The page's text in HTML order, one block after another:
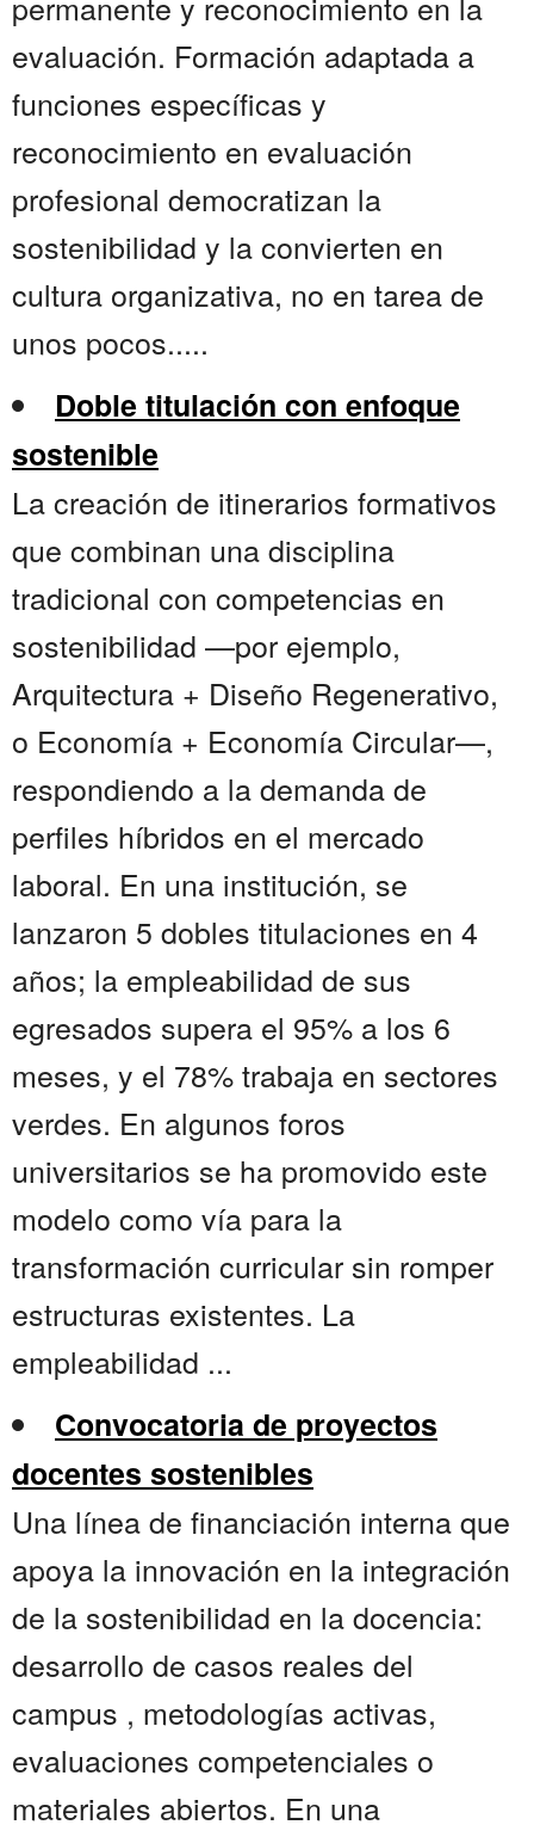
evaluación. Formación adaptada a
funciones específicas y
reconocimiento en evaluación
profesional democratizan la
sostenibilidad y la convierten en
cultura organizativa, no en tarea de
unos pocos.....
Doble titulación con enfoque
sostenible
La creación de itinerarios formativos
que combinan una disciplina
tradicional con competencias en
sostenibilidad —por ejemplo,
Arquitectura + Diseño Regenerativo,
o Economía + Economía Circular—,
respondiendo a la demanda de
perfiles híbridos en el mercado
laboral. En una institución, se
lanzaron 5 dobles titulaciones en 4
años; la empleabilidad de sus
egresados supera el 95% a los 6
meses, y el 78% trabaja en sectores
verdes. En algunos foros
universitarios se ha promovido este
modelo como vía para la
transformación curricular sin romper
estructuras existentes. La
empleabilidad ...
Convocatoria de proyectos
docentes sostenibles
Una línea de financiación interna que
apoya la innovación en la integración
de la sostenibilidad en la docencia:
desarrollo de casos reales del
campus , metodologías activas,
evaluaciones competenciales o
materiales abiertos. En una